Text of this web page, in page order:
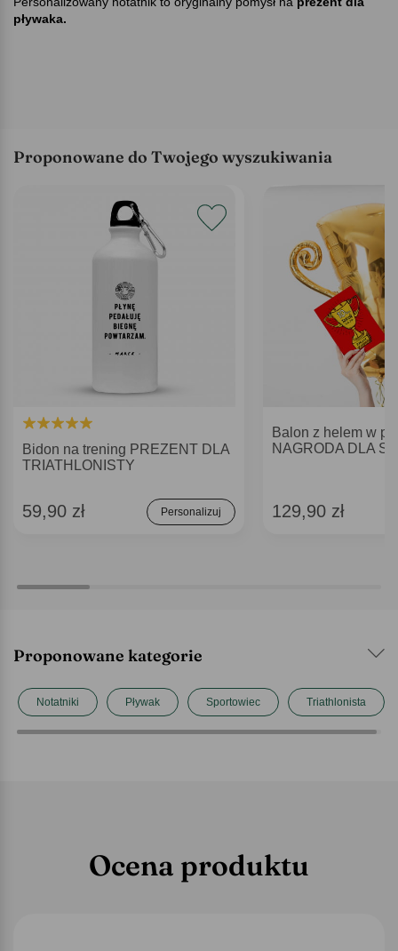
pływaka.
Proponowane do Twojego wyszukiwania
Bidon na trening PREZENT DLA
TRIATHLONISTY
59,90 zł Personalizuj
Balon z helem w
NAGRODA DLA
129,90 zł
Proponowane kategorie
Notatniki Pływak Sportowiec Triathlonista
Ocena produktu